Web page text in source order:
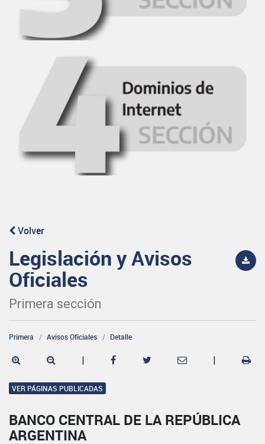
Volver
Legislación y Avisos
Oficiales
Primera sección
Primera Avisos Oficiales Detalle
| |
VER PÁGINAS PUBLICADAS
BANCO CENTRAL DE LA REPÚBLICA
ARGENTINA